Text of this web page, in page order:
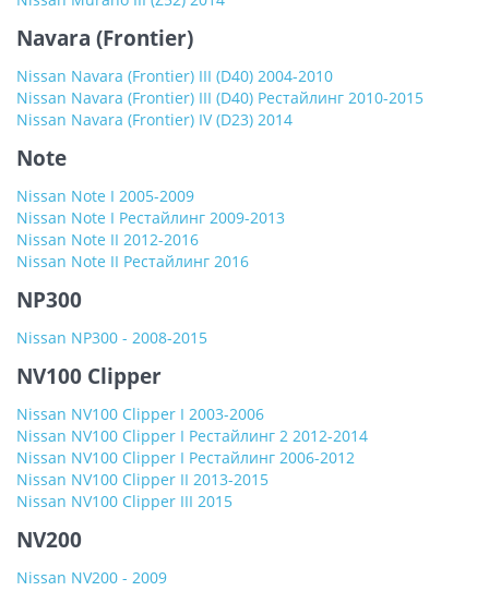
Navara (Frontier)
Nissan Navara (Frontier) III (D40) 2004-2010
Nissan Navara (Frontier) III (D40) Рестайлинг 2010-2015
Nissan Navara (Frontier) IV (D23) 2014
Note
Nissan Note I 2005-2009
Nissan Note I Рестайлинг 2009-2013
Nissan Note II 2012-2016
Nissan Note II Рестайлинг 2016
NP300
Nissan NP300 - 2008-2015
NV100 Clipper
Nissan NV100 Clipper I 2003-2006
Nissan NV100 Clipper I Рестайлинг 2 2012-2014
Nissan NV100 Clipper I Рестайлинг 2006-2012
Nissan NV100 Clipper II 2013-2015
Nissan NV100 Clipper III 2015
NV200
Nissan NV200 - 2009